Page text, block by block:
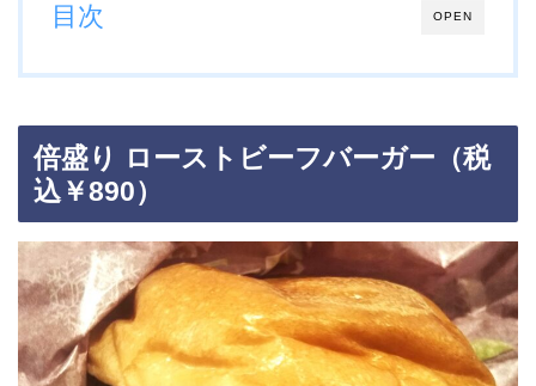
OPEN
目次
倍盛り ローストビーフバーガー（税
込￥890）